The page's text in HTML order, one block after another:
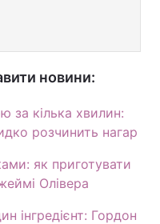
новини:
за кілька хвилин:
розчинить нагар
як приготувати
Олівера
інгредієнт: Гордон